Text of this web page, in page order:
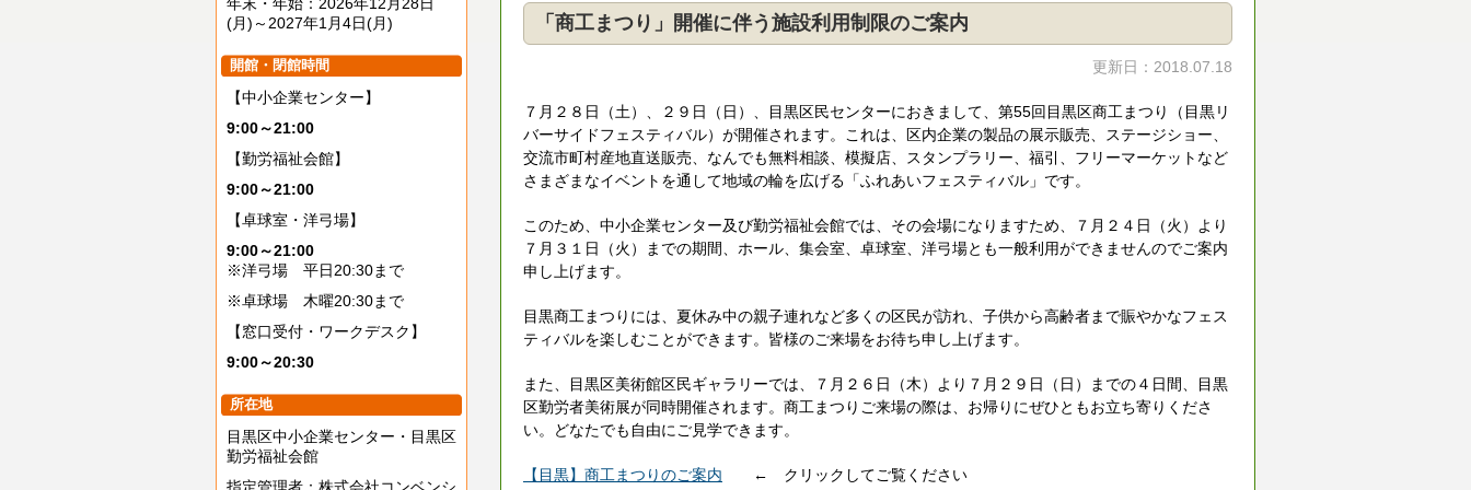
(月)～2027年1月4日(月)
開館・閉館時間
【中小企業センター】
9:00～21:00
【勤労福祉会館】
9:00～21:00
【卓球室・洋弓場】
9:00～21:00
※洋弓場 平日20:30まで
※卓球場 木曜20:30まで
【窓口受付・ワークデスク】
9:00～20:30
所在地
目黒区中小企業センター・目黒区
勤労福祉会館
「商工まつり」開催に伴う施設利用制限のご案内
更新日：2018.07.18
７月２８日（土）、２９日（日）、目黒区民センターにおきまして、第55回目黒区商工まつり（目黒リ
バーサイドフェスティバル）が開催されます。これは、区内企業の製品の展示販売、ステージショー、
交流市町村産地直送販売、なんでも無料相談、模擬店、スタンプラリー、福引、フリーマーケットなど
さまざまなイベントを通して地域の輪を広げる「ふれあいフェスティバル」です。
このため、中小企業センター及び勤労福祉会館では、その会場になりますため、７月２４日（火）より
７月３１日（火）までの期間、ホール、集会室、卓球室、洋弓場とも一般利用ができませんのでご案内
申し上げます。
目黒商工まつりには、夏休み中の親子連れなど多くの区民が訪れ、子供から高齢者まで賑やかなフェス
ティバルを楽しむことができます。皆様のご来場をお待ち申し上げます。
また、目黒区美術館区民ギャラリーでは、７月２６日（木）より７月２９日（日）までの４日間、目黒
区勤労者美術展が同時開催されます。商工まつりご来場の際は、お帰りにぜひともお立ち寄りくださ
い。どなたでも自由にご見学できます。
【目黒】商工まつりのご案内 ← クリックしてご覧ください